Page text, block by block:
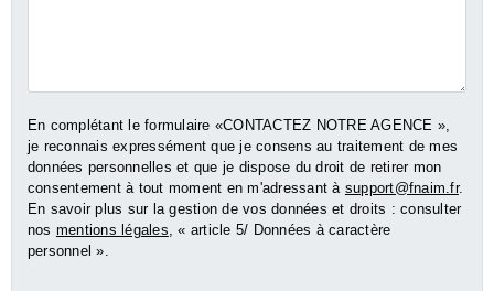
En complétant le formulaire «CONTACTEZ NOTRE AGENCE »,
je reconnais expressément que je consens au traitement de mes
données personnelles et que je dispose du droit de retirer mon
consentement à tout moment en m'adressant à support@fnaim.fr.
En savoir plus sur la gestion de vos données et droits : consulter
nos mentions légales , « article 5/ Données à caractère
personnel ».